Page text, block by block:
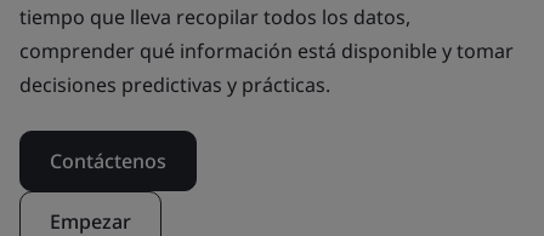
tiempo que lleva recopilar todos los datos,
comprender qué información está disponible y tomar
decisiones predictivas y prácticas.
Contáctenos
Empezar